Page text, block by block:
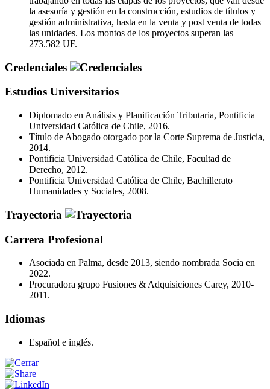
la asesoría y gestión en la construcción, estudios de títulos y
gestión administrativa, hasta en la venta y post venta de todas
las unidades. Los montos de los proyectos superan las
273.582 UF.
Credenciales
Estudios Universitarios
Diplomado en Análisis y Planificación Tributaria, Pontificia
Universidad Católica de Chile, 2016.
Título de Abogado otorgado por la Corte Suprema de Justicia,
2014.
Pontificia Universidad Católica de Chile, Facultad de
Derecho, 2012.
Pontificia Universidad Católica de Chile, Bachillerato
Humanidades y Sociales, 2008.
Trayectoria
Carrera Profesional
Asociada en Palma, desde 2013, siendo nombrada Socia en
2022.
Procuradora grupo Fusiones & Adquisiciones Carey, 2010-
2011.
Idiomas
Español e inglés.